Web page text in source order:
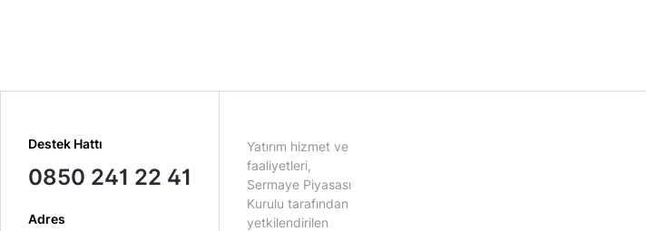
Destek Hattı
0850 241 22 41
Adres
Yatırım hizmet ve
faaliyetleri,
Sermaye Piyasası
Kurulu tarafından
yetkilendirilen